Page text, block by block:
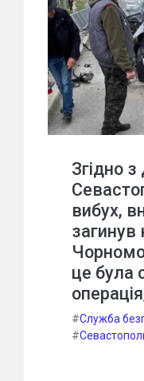
Згідно
вибух,
загинув
це була
#Служба
#